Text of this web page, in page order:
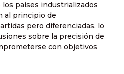
los países industrializados
al principio de
pero diferenciadas, lo
sobre la precisión de
con objetivos